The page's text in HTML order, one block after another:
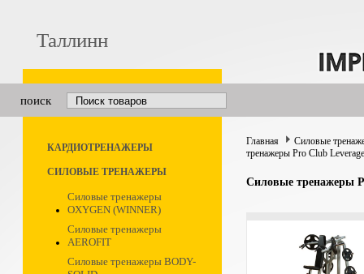
Таллинн
поиск
КАРДИОТРЕНАЖЕРЫ
СИЛОВЫЕ ТРЕНАЖЕРЫ
Силовые тренажеры
OXYGEN (WINNER)
Силовые тренажеры
AEROFIT
Силовые тренажеры BODY-
Главная
Силовые
тренажеры Pro Club Leverage
Силовые тренажеры